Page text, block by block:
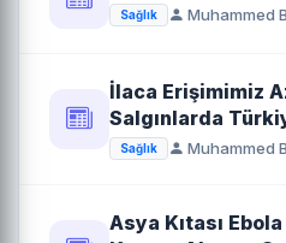
Sağlık Muhammed
İlaca Erişimimiz
Salgınlarda
Sağlık Muhammed
Asya Kıtası Ebola